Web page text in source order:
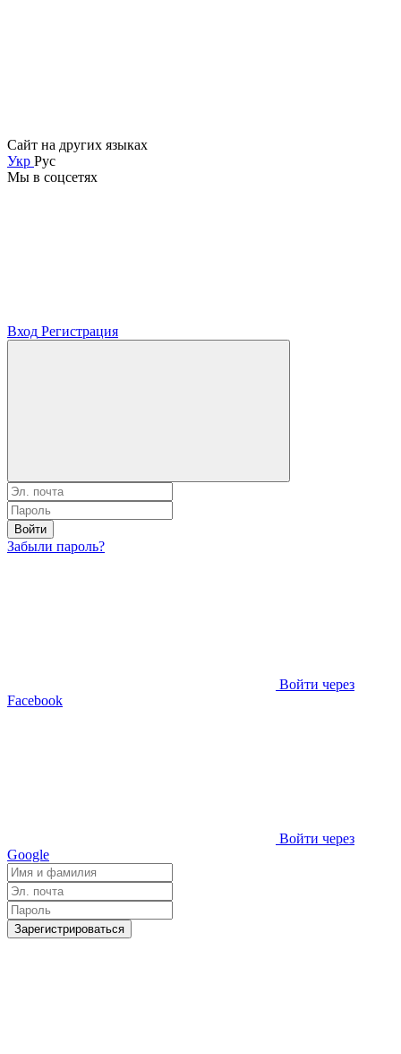
Сайт на других языках
Укр Рус
Мы в соцсетях
Вход Регистрация
Войти
Забыли пароль?
Войти через
Facebook
Войти через
Google
Зарегистрироваться